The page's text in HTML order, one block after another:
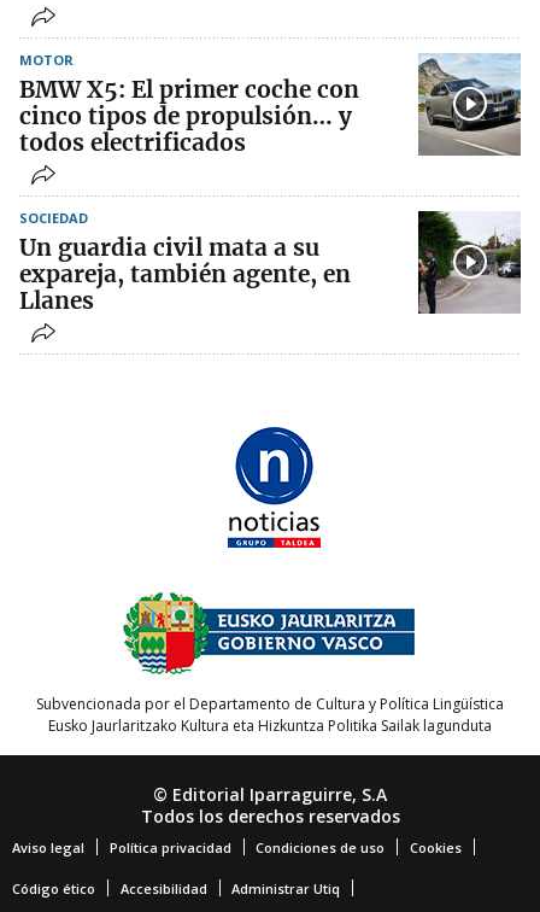
MOTOR
BMW X5: El primer coche con
cinco tipos de propulsión… y
todos electrificados
SOCIEDAD
Un guardia civil mata a su
expareja, también agente, en
Llanes
Subvencionada por el Departamento de Cultura y Política Lingüística
Eusko Jaurlaritzako Kultura eta Hizkuntza Politika Sailak lagunduta
© Editorial Iparraguirre, S.A
Todos los derechos reservados
Aviso legal Política privacidad Condiciones de uso Cookies
Código ético Accesibilidad Administrar Utiq